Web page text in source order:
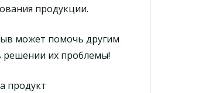
продукции.
может помочь другим
их проблемы!
продукт